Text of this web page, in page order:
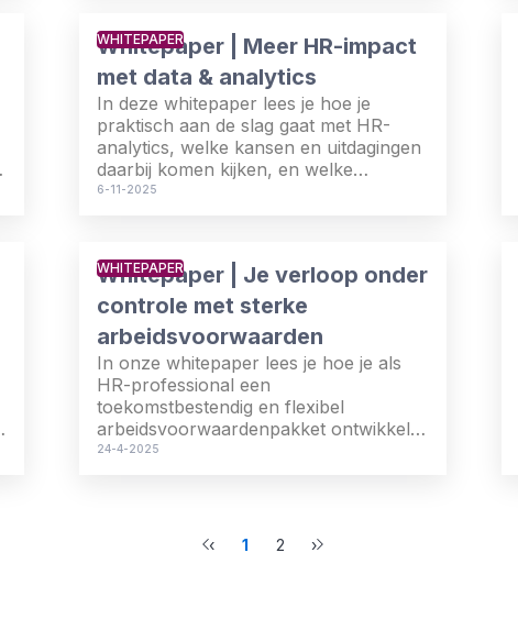
complexe, tijdrovende en foutgevoelige
taak. En gaat het ten koste van de
focus op andere belangrijke zaken.
WHITEPAPER
Whitepaper | Meer HR-impact
met data & analytics
In deze whitepaper lees je hoe je
praktisch aan de slag gaat met HR-
analytics, welke kansen en uitdagingen
daarbij komen kijken, en welke
vaardigheden belangrijk zijn om data
inzicht wil halen uit HR-data.
6-11-2025
WHITEPAPER
Whitepaper | Je verloop onder
controle met sterke
arbeidsvoorwaarden
In onze whitepaper lees je hoe je als
HR-professional een
toekomstbestendig en flexibel
arbeidsvoorwaardenpakket ontwikkelt
dat aansluit bij de wensen van nu en
24-4-2025
‹
1 2
›